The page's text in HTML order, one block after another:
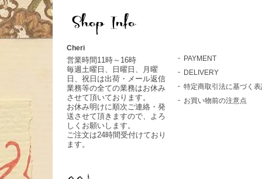
Cheri
営業時間11時～16時
毎週土曜日、日曜日、月曜
日、祝日は出荷・メール返信
業務等の全ての業務はお休み
させて頂いております。
お休み明けに順次ご連絡・発
送させて頂きますので、よろ
しくお願いします。
ご注文は24時間受付けており
ます。
PAYMENT
DELIVERY
特定商取引法に基づく
お買い物前の注意点